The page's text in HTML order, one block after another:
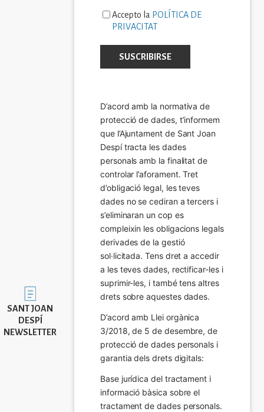
Imatge
SANT JOAN
DESPÍ
NEWSLETTER
Accepto la POLÍTICA DE
PRIVACITAT
D’acord amb la normativa de
protecció de dades, t’informem
que l’Ajuntament de Sant Joan
Despí tracta les dades
personals amb la finalitat de
controlar l’aforament. Tret
d’obligació legal, les teves
dades no se cediran a tercers i
s’eliminaran un cop es
compleixin les obligacions legals
derivades de la gestió
sol·licitada. Tens dret a accedir
a les teves dades, rectificar-les i
suprimir-les, i també tens altres
drets sobre aquestes dades.
D’acord amb Llei orgànica
3/2018, de 5 de desembre, de
protecció de dades personals i
garantia dels drets digitals:
Base jurídica del tractament i
informació bàsica sobre el
tractament de dades personals.